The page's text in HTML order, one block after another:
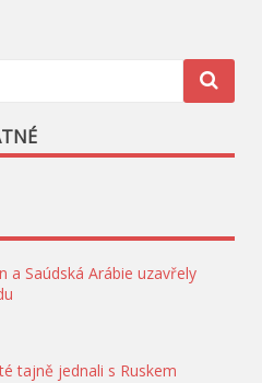
a Saúdská Arábie uzavřely
tajně jednali s Ruskem